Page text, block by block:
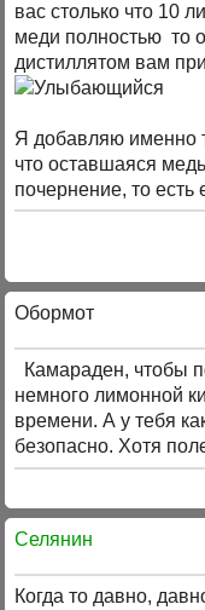
вас столько что 10
меди полностью то
дистиллятом вам
Я добавляю именно
что оставшаяся
почернение, то
Обормот
Камараден, чтобы
немного лимонной
времени. А у тебя
безопасно. Хотя
Селянин
Когда то давно,